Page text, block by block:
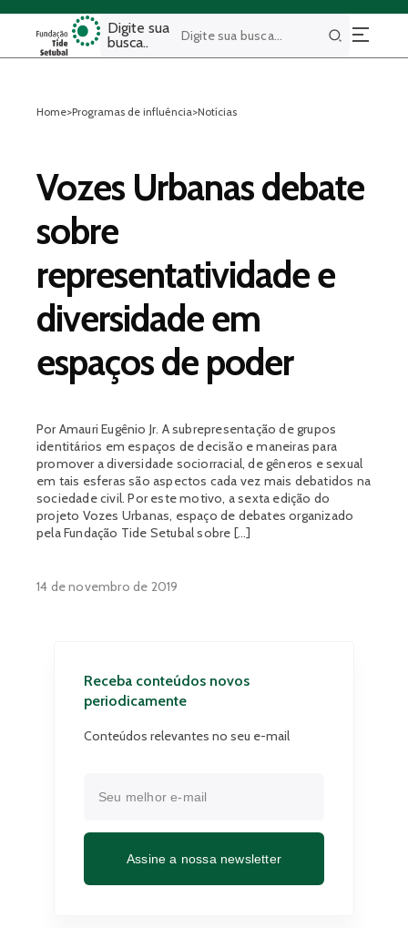
Digite sua
busca..
Buscar
Home>Programas de influência>Notícias
Vozes Urbanas debate
sobre
representatividade e
diversidade em
espaços de poder
Por Amauri Eugênio Jr. A subrepresentação de grupos
identitários em espaços de decisão e maneiras para
promover a diversidade sociorracial, de gêneros e sexual
em tais esferas são aspectos cada vez mais debatidos na
sociedade civil. Por este motivo, a sexta edição do
projeto Vozes Urbanas, espaço de debates organizado
pela Fundação Tide Setubal sobre […]
14 de novembro de 2019
Receba conteúdos novos
periodicamente
Conteúdos relevantes no seu e-mail
Assine a nossa newsletter